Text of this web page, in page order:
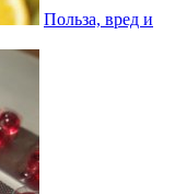
Польза, вред и